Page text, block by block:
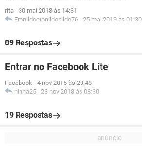
rita - 30 mai 2018 às 14:31
Eronildoeronildonildo76 - 25 mai 2019 às 01:30
89 Respostas
Entrar no Facebook Lite
Facebook - 4 nov 2015 às 20:48
ninha25 - 23 nov 2018 às 08:30
19 Respostas